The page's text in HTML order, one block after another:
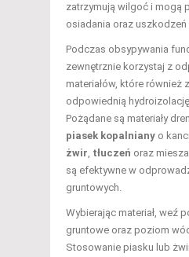
zatrzymują wilgoć i mogą
osiadania oraz uszkodzeń
Podczas obsypywania
zewnętrznie korzystaj z
materiałów, które również
odpowiednią hydroizolację
Pożądane są materiały
piasek kopalniany o
żwir tłuczeń oraz
są efektywne w
gruntowych.
Wybierając materiał, weź
gruntowe oraz poziom
Stosowanie piasku lub